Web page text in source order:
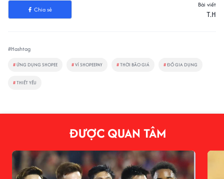
Chia sẻ
Bài viết
T.H
#Hashtag
#ỨNG DỤNG SHOPEE #VÍ SHOPEEPAY #THỜI BÃO GIÁ #ĐỒ GIA DỤNG
#THIẾT YẾU
ĐƯỢC QUAN TÂM